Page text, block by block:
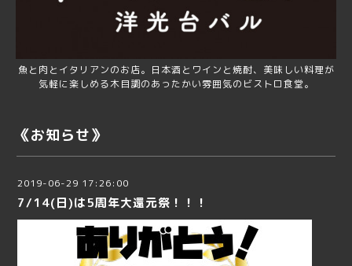
魚と肉とイタリアンのお店。日本酒とワインと焼酎、美味しい料理が
気軽に楽しめる木目調のあったかい雰囲気のビストロ食堂。
《お知らせ》
2019-06-29 17:26:00
7/14(日)は5周年大還元祭！！！